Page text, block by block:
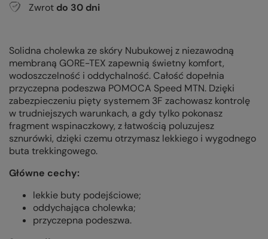
Zwrot do 30 dni
Solidna cholewka ze skóry Nubukowej z niezawodną
membraną GORE-TEX zapewnią świetny komfort,
wodoszczelność i oddychalność. Całość dopełnia
przyczepna podeszwa POMOCA Speed MTN. Dzięki
zabezpieczeniu pięty systemem 3F zachowasz kontrolę
w trudniejszych warunkach, a gdy tylko pokonasz
fragment wspinaczkowy, z łatwością poluzujesz
sznurówki, dzięki czemu otrzymasz lekkiego i wygodnego
buta trekkingowego.
Główne cechy:
lekkie buty podejściowe;
oddychająca cholewka;
przyczepna podeszwa.